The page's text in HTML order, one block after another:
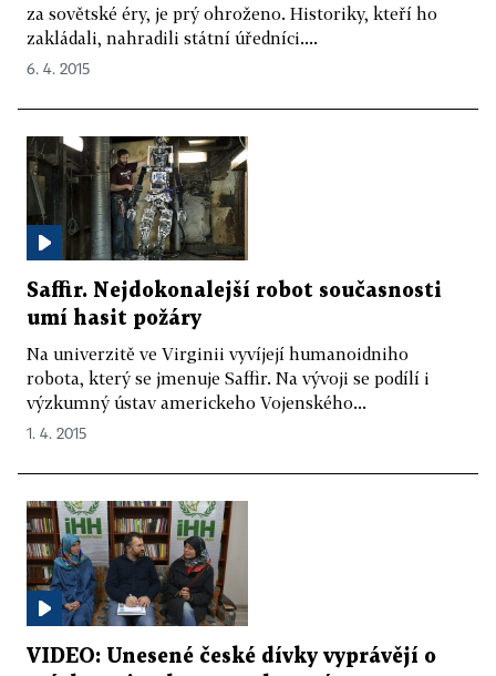
za sovětské éry, je prý ohroženo. Historiky, kteří ho
zakládali, nahradili státní úředníci....
6. 4. 2015
Saffir. Nejdokonalejší robot současnosti
umí hasit požáry
Na univerzitě ve Virginii vyvíjejí humanoidniho
robota, který se jmenuje Saffir. Na vývoji se podílí i
výzkumný ústav americkeho Vojenského...
1. 4. 2015
VIDEO: Unesené české dívky vyprávějí o